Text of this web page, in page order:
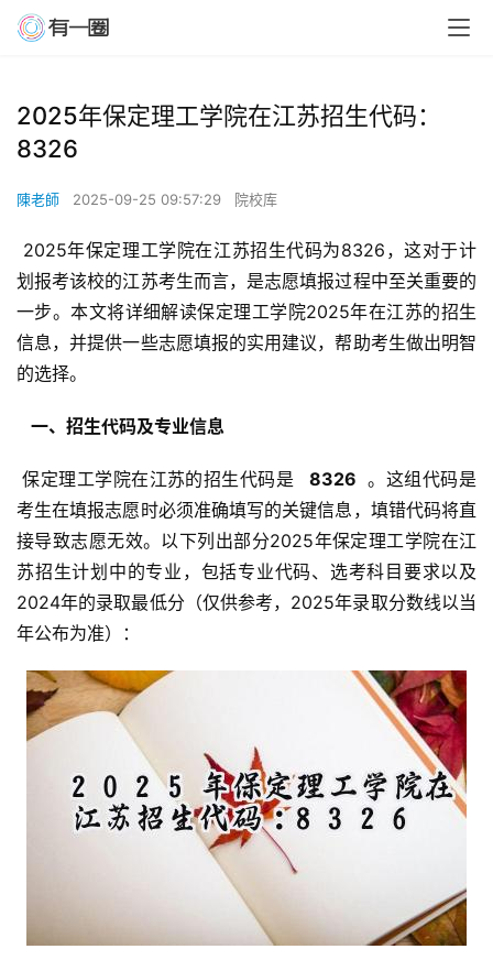
2025年保定理工学院在江苏招生代码：
8326
陳老師 2025-09-25 09:57:29 院校库
划报考该校的江苏考生而言，是志愿填报过程中至关重要的
一步。本文将详细解读保定理工学院2025年在江苏的招生
信息，并提供一些志愿填报的实用建议，帮助考生做出明智
的选择。
  一、招生代码及专业信息
保定理工学院在江苏的招生代码是
  8326
。这组代码是
考生在填报志愿时必须准确填写的关键信息，填错代码将直
接导致志愿无效。以下列出部分2025年保定理工学院在江
苏招生计划中的专业，包括专业代码、选考科目要求以及
2024年的录取最低分（仅供参考，2025年录取分数线以当
年公布为准）：